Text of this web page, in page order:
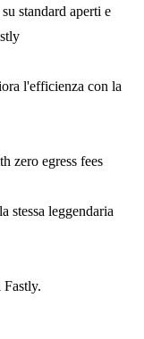
standard aperti e
l'efficienza con la
zero egress fees
stessa leggendaria